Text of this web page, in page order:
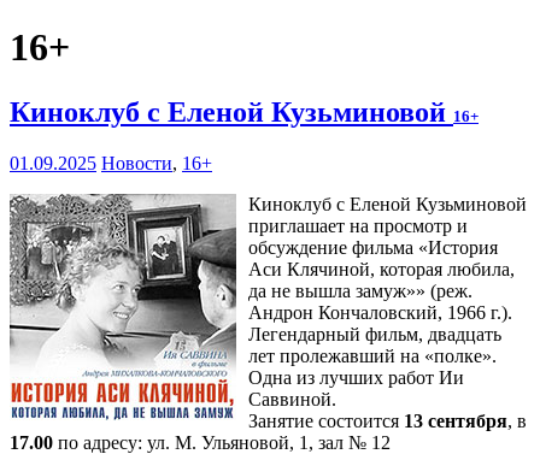
16+
Киноклуб с Еленой Кузьминовой 16+
01.09.2025 Новости, 16+
Киноклуб с Еленой Кузьминовой
приглашает на просмотр и
обсуждение фильма «История
Аси Клячиной, которая любила,
да не вышла замуж»» (реж.
Андрон Кончаловский, 1966 г.).
Легендарный фильм, двадцать
лет пролежавший на «полке».
Одна из лучших работ Ии
Саввиной.
Занятие состоится 13 сентября, в
17.00 по адресу: ул. М. Ульяновой, 1, зал № 12